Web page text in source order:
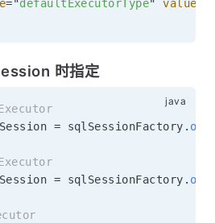
="defaultExecutorType" value
时指定
= sqlSessionFactory .
= sqlSessionFactory .